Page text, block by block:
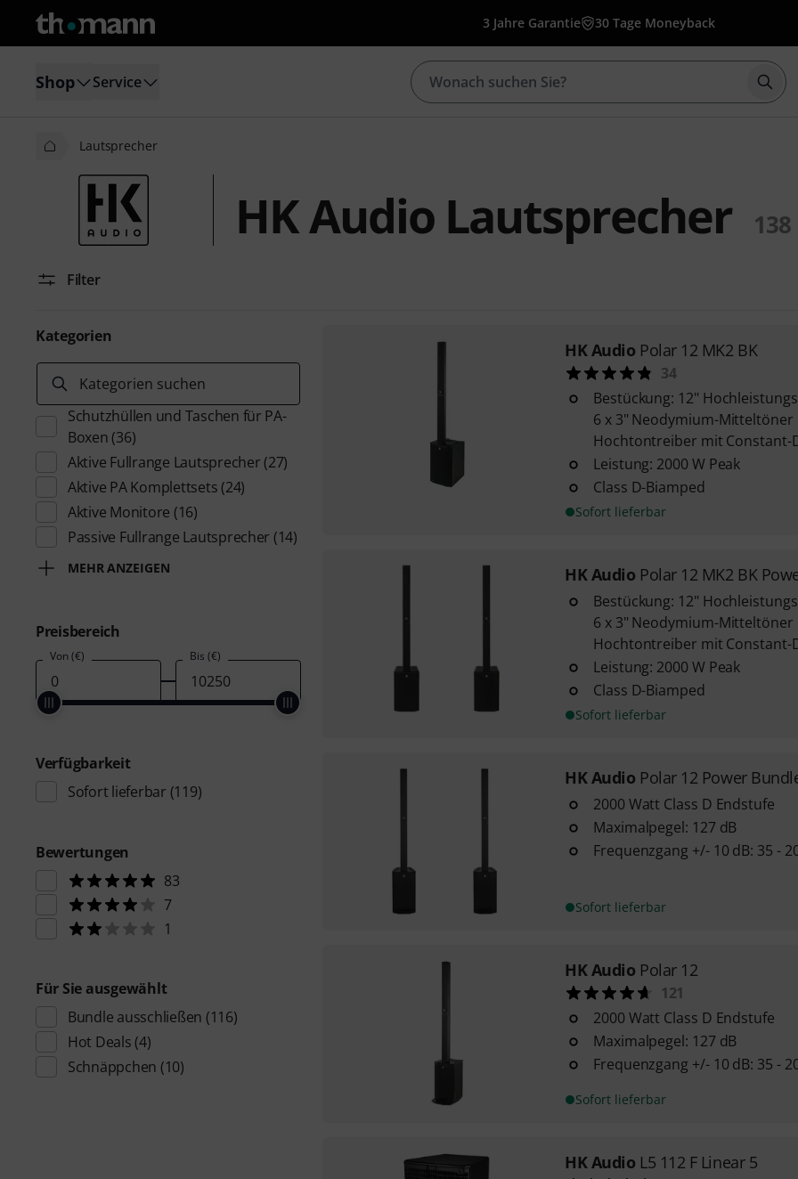
3 Jahre Garantie 30 Tage Moneyback
Shop Service
Lautsprecher
HK Audio Lautsprecher 138
Filter
Kategorien
Kategorien suchen
Schutzhüllen und Taschen für PA-
Boxen (36)
Aktive Fullrange Lautsprecher (27)
Aktive PA Komplettsets (24)
Aktive Monitore (16)
Passive Fullrange Lautsprecher (14)
MEHR ANZEIGEN
Preisbereich
Von (€) Bis (€)
Verfügbarkeit
Sofort lieferbar (119)
Bewertungen
83
7
1
Für Sie ausgewählt
Bundle ausschließen (116)
Hot Deals (4)
Schnäppchen (10)
HK Audio Polar 12 MK2 BK
34
Bestückung: 12"
6 x 3" Neodymium-Mitteltöner
Hochtontreiber mit Constant-
Leistung: 2000 W Peak
Class D-Biamped
Sofort lieferbar
HK Audio Polar 12 MK2 BK
Bestückung: 12"
6 x 3" Neodymium-Mitteltöner
Hochtontreiber mit Constant-
Leistung: 2000 W Peak
Class D-Biamped
Sofort lieferbar
HK Audio Polar 12 Power
2000 Watt Class D Endstufe
Maximalpegel: 127 dB
Frequenzgang +/- 10 dB: 35 -
Sofort lieferbar
HK Audio Polar 12
121
2000 Watt Class D Endstufe
Maximalpegel: 127 dB
Frequenzgang +/- 10 dB: 35 -
Sofort lieferbar
HK Audio L5 112 F Linear 5